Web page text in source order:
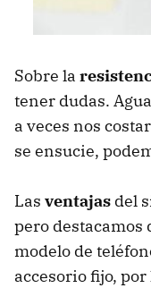
Sobre la
tener dudas.
a veces nos
se ensucie,
Las ventajas del
pero
modelo de
accesorio fijo,